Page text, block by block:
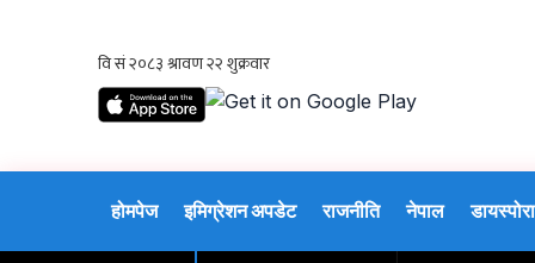
होमपेज इमिग्रेशन अपडेट राजनीति नेपाल डायस्पोरा